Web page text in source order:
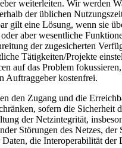
weiterleiten. Wir werden
der üblichen
gilt eine Lösung, wenn sie
aber wesentliche
der zugesicherten
Tätigkeiten/Projekte
auf das Problem
Auftraggeber kostenfrei.
den Zugang und die
sofern die Sicherheit
der Netzintegrität,
Störungen des Netzes, der
Daten, die Interoperabilität der